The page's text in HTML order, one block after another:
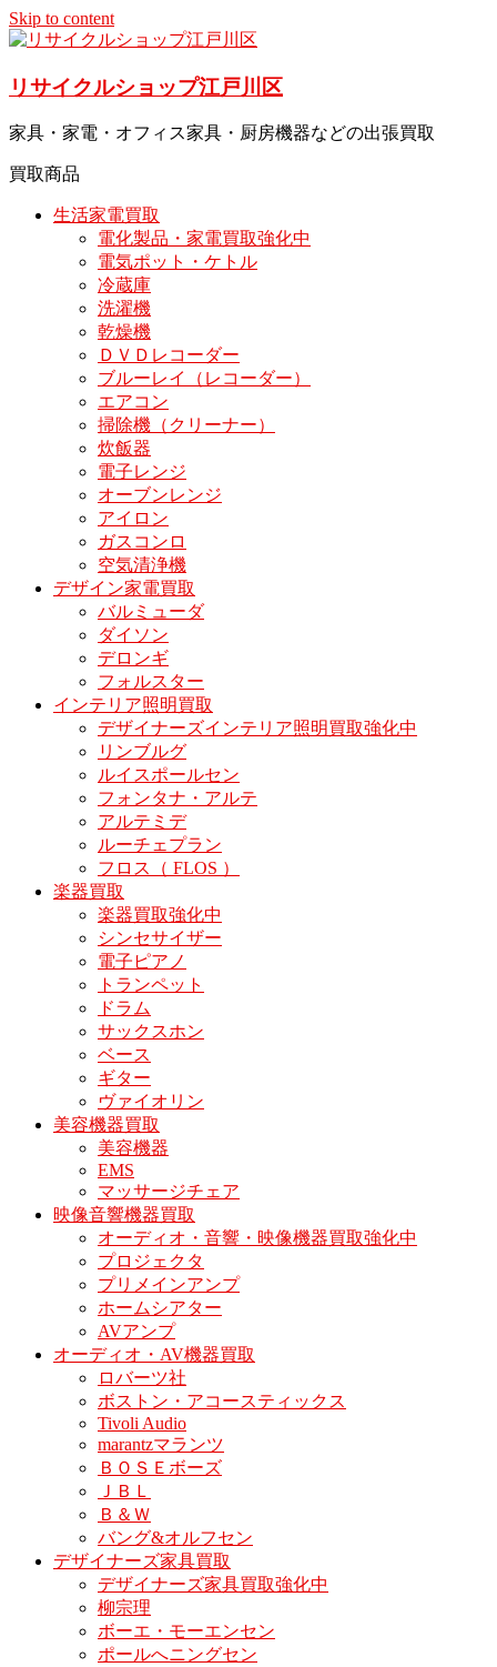
Skip to content
リサイクルショップ江戸川区
家具・家電・オフィス家具・厨房機器などの出張買取
買取商品
生活家電買取
電化製品・家電買取強化中
電気ポット・ケトル
冷蔵庫
洗濯機
乾燥機
ＤＶＤレコーダー
ブルーレイ（レコーダー）
エアコン
掃除機（クリーナー）
炊飯器
電子レンジ
オーブンレンジ
アイロン
ガスコンロ
空気清浄機
デザイン家電買取
バルミューダ
ダイソン
デロンギ
フォルスター
インテリア照明買取
デザイナーズインテリア照明買取強化中
リンブルグ
ルイスポールセン
フォンタナ・アルテ
アルテミデ
ルーチェプラン
フロス（ FLOS ）
楽器買取
楽器買取強化中
シンセサイザー
電子ピアノ
トランペット
ドラム
サックスホン
ベース
ギター
ヴァイオリン
美容機器買取
美容機器
EMS
マッサージチェア
映像音響機器買取
オーディオ・音響・映像機器買取強化中
プロジェクタ
プリメインアンプ
ホームシアター
AVアンプ
オーディオ・AV機器買取
ロバーツ社
ボストン・アコースティックス
Tivoli Audio
marantzマランツ
ＢＯＳＥボーズ
ＪＢＬ
Ｂ＆Ｗ
バング&オルフセン
デザイナーズ家具買取
デザイナーズ家具買取強化中
柳宗理
ボーエ・モーエンセン
ポールへニングセン